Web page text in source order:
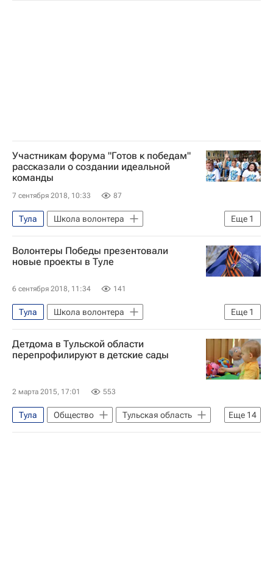
Участникам форума "Готов к победам"
рассказали о создании идеальной
команды
7 сентября 2018, 10:33 87
Еще 1
Тула
Школа волонтера
Волонтерство в России
Волонтеры Победы презентовали
новые проекты в Туле
6 сентября 2018, 11:34 141
Еще 1
Тула
Школа волонтера
Волонтерство в России
Детдома в Тульской области
перепрофилируют в детские сады
2 марта 2015, 17:01 553
Еще 14
Тула Общество
Тульская область
Тульская область
Жизнь без преград